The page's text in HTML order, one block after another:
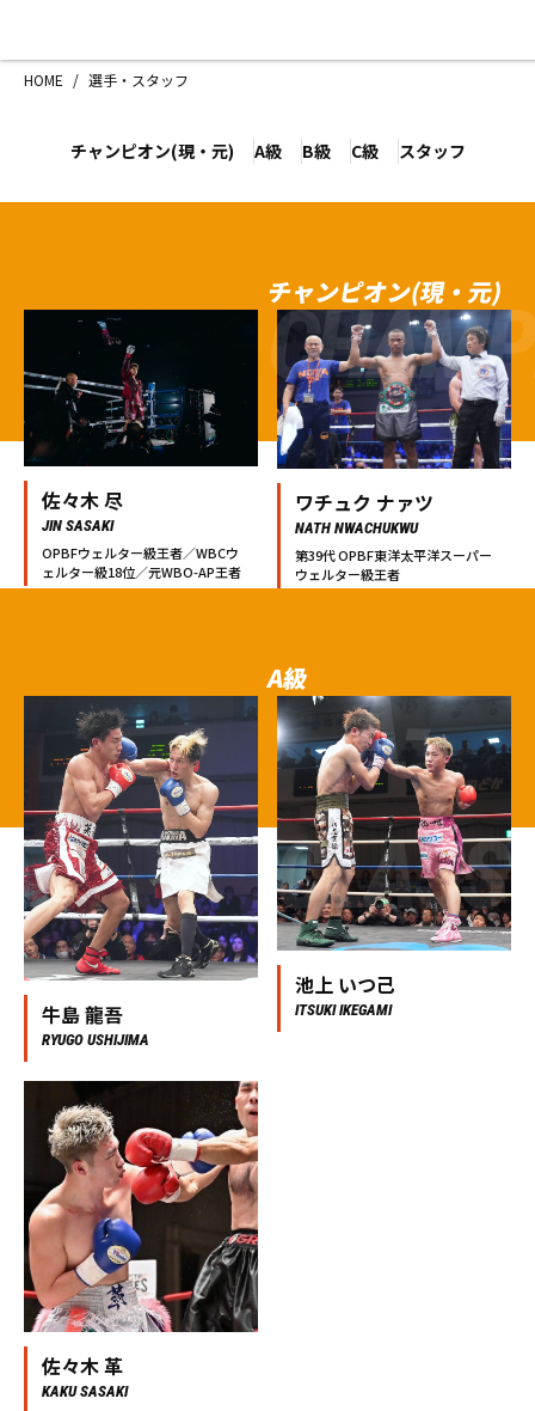
八王子中屋ボクシングジム
〒192-0072 東京都八王子市南町3-8 第2原嶋
Tel/Fax：042-622-7222
営業時間：月〜土 14:00〜22:00 / 日・祝 14:00
HOME
トレーニング
見学・1日体験
法人会員について
施設紹介
会員様の声
お問い合わせ
個人情報保護
HOME / 選手・スタッフ
チャンピオン(現・元) A級 B級 C級 スタッフ
チャンピオン(現・元)
佐々木 尽
JIN SASAKI
OPBFウェルター級王者／WBCウ
ェルター級18位／元WBO-AP王者
ワチュク ナァツ
NATH NWACHUKWU
第39代 OPBF東洋太平洋スーパー
ウェルター級王者
A級
A-
CLASS
牛島 龍吾
RYUGO USHIJIMA
池上 いつ己
ITSUKI IKEGAMI
佐々木 革
KAKU SASAKI